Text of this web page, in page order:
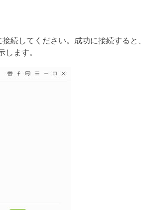
続してください。成功に接続すると、
ます。